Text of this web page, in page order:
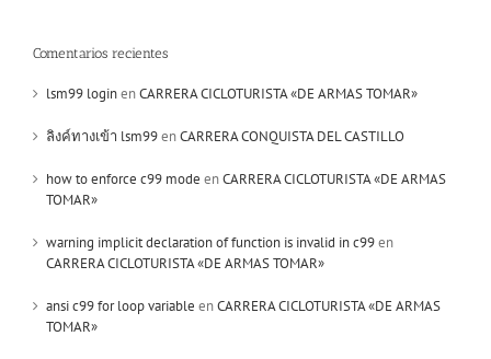
Comentarios recientes
lsm99 loginenCARRERA CICLOTURISTA «DE ARMAS TOMAR»
ลิงค์ทางเข้า lsm99enCARRERA CONQUISTA DEL CASTILLO
how to enforce c99 mode enCARRERA CICLOTURISTA «DE ARMAS
TOMAR»
warning implicit declaration of function is invalid in c99en
CARRERA CICLOTURISTA «DE ARMAS TOMAR»
ansi c99 for loop variable enCARRERA CICLOTURISTA «DE ARMAS
TOMAR»